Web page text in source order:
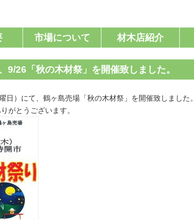
市場について 材木店紹介
9/26「秋の木材祭」を開催致しました。
日）にて、鶴ヶ島売場「秋の木材祭」を開催致しました。
がとうございます。